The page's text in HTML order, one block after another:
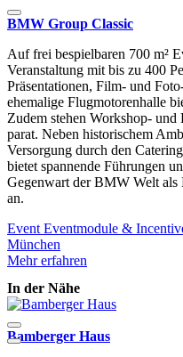
BMW Group Classic
Auf frei bespielbaren 700 m²
Veranstaltung mit bis zu 400
Präsentationen, Film- und
ehemalige Flugmotorenhalle
Zudem stehen Workshop-
parat. Neben historischem
Versorgung durch den
bietet spannende Führungen
Gegenwart der BMW Welt als
an.
Event Eventmodule &
München
Mehr erfahren
In der Nähe
Bamberger Haus